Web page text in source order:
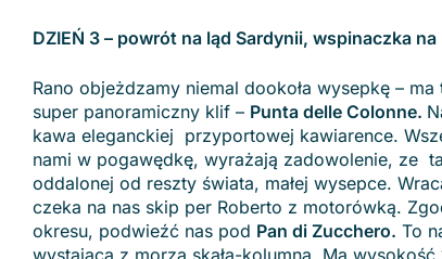
DZIEŃ 3 – powrót na ląd Sardynii, wspinaczka
Rano objeżdzamy niemal dookoła wysepkę –
super panoramiczny klif – Punta delle Colonne.
kawa eleganckiej przyportowej kawiarence.
nami w pogawędkę, wyrażają zadowolenie, ze
oddalonej od reszty świata, małej wysepce.
czeka na nas skip per Roberto z motorówką.
okresu, podwieźć nas pod Pan di Zucchero. To
wystająca z morza skała-kolumna. Ma